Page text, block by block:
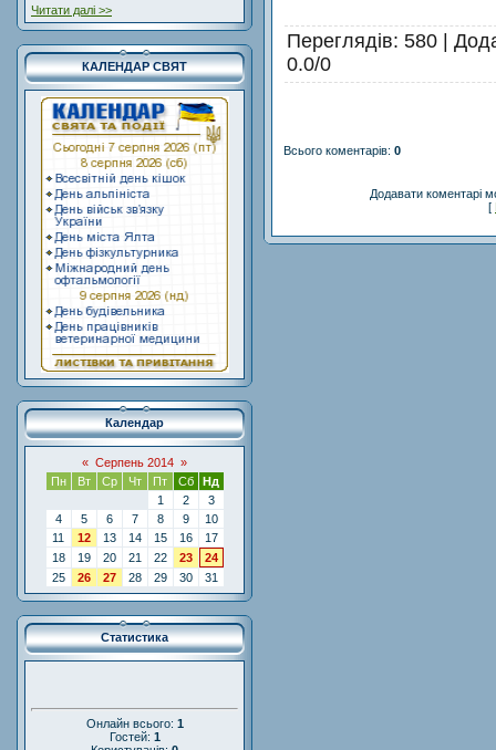
Читати далі >>
КАЛЕНДАР СВЯТ
Календар
« Серпень 2014 »
Пн
Вт Ср Чт Пт Сб
Нд
1
2
3
4
5 6 7 8 9
10
11
12 13 14 15 16
17
18
19 20 21 22 23
24
25
26 27 28 29 30 31
Статистика
Онлайн всього: 1
Гостей: 1
Переглядів: 580 |
0.0/0
Всього коментарів: 0
Додавати коментарі
[